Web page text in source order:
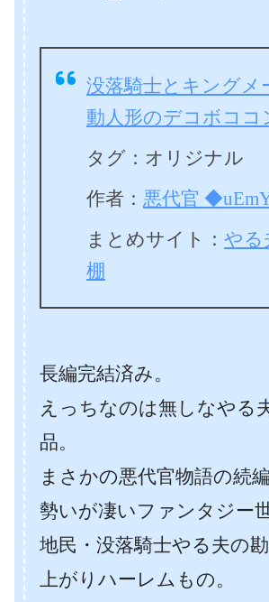
没落騎士とキングメ
動人形のデコボココ
タグ：オリジナル
作者： 悪代官
まとめサイト： やる
棚
長編完結済み。
えっちなのは無しなやる
品。
まさかの悪代官物語の続編
勢いが凄いファンタジー
地民・没落騎士やる夫の
上がりハーレムもの。